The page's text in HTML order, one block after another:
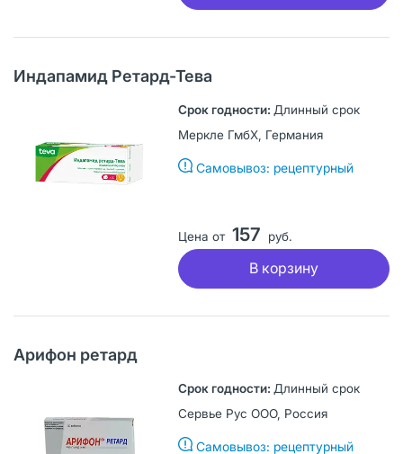
Индапамид Ретард-Тева
Длинный срок
Меркле ГмбХ, Германия
Самовывоз: рецептурный
Цена от 157 руб.
В корзину
Арифон ретард
Длинный срок
Сервье Рус ООО, Россия
Самовывоз: рецептурный